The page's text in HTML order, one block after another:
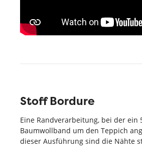
Stoff Bordure
Eine Randverarbeitung, bei der ein
Baumwollband um den Teppich
dieser Ausführung sind die Nähte